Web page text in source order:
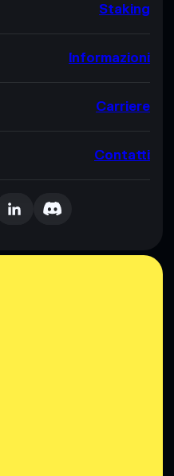
Staking
Informazioni
Carriere
Contatti